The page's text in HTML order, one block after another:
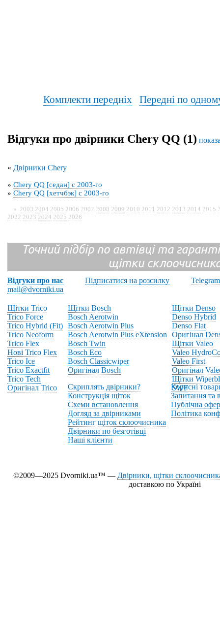
Комплекти передніх Передні по
Відгуки про двірники Chery QQ (1)
« Двірники Chery
» Chery QQ [седан] с 2003-го
» Chery QQ [хетчбэк] с 2003-го
» 2003 2004 2005 2006 2007 2008 2009 2010 2011 2012 2013 2014 2015
2022 2023 2024 2025 2026
Точний підбір по автівці та
щітки
Відгуки про нас Підписатися на розсилку
Telegram
mail@dvorniki.ua
Щітки Trico
Trico Force
Trico Hybrid (Fit)
Trico Neoform
Trico Flex
Нові Trico Flex
Trico Ice
Trico Exactfit
Trico Tech
Оригінал Trico
Щітки Bosch
Bosch Aerotwin
Bosch Aerotwin Plus
Bosch Aerotwin Plus eXtension
Bosch Twin
Bosch Eco
Bosch Classicwiper
Оригінал Bosch
Щітки Denso
Denso Hybrid
Denso Flat
Оригінал
Щітки Valeo
Valeo
Valeo First
Оригінал
Щітки
SWF
Скриплять двірники?
Конструкція щіток
Схеми встановлення
Догляд за двірниками
Рейтинг щіток склоочисника
Двірники по безготівці
Наші клієнти
Корисні
Запитання та
Публічна
Політика
©2009—2025 Dvorniki.ua™ — Двірники, щітки
доставкою по Україні